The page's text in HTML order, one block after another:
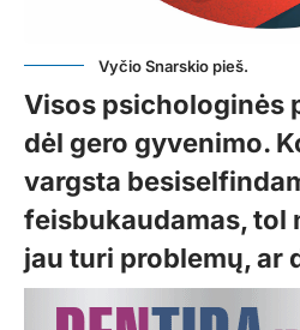
Vyčio Snarskio pieš.
Visos psichologinės
dėl gero gyvenimo.
vargsta
feisbukaudamas, tol
jau turi problemų, ar